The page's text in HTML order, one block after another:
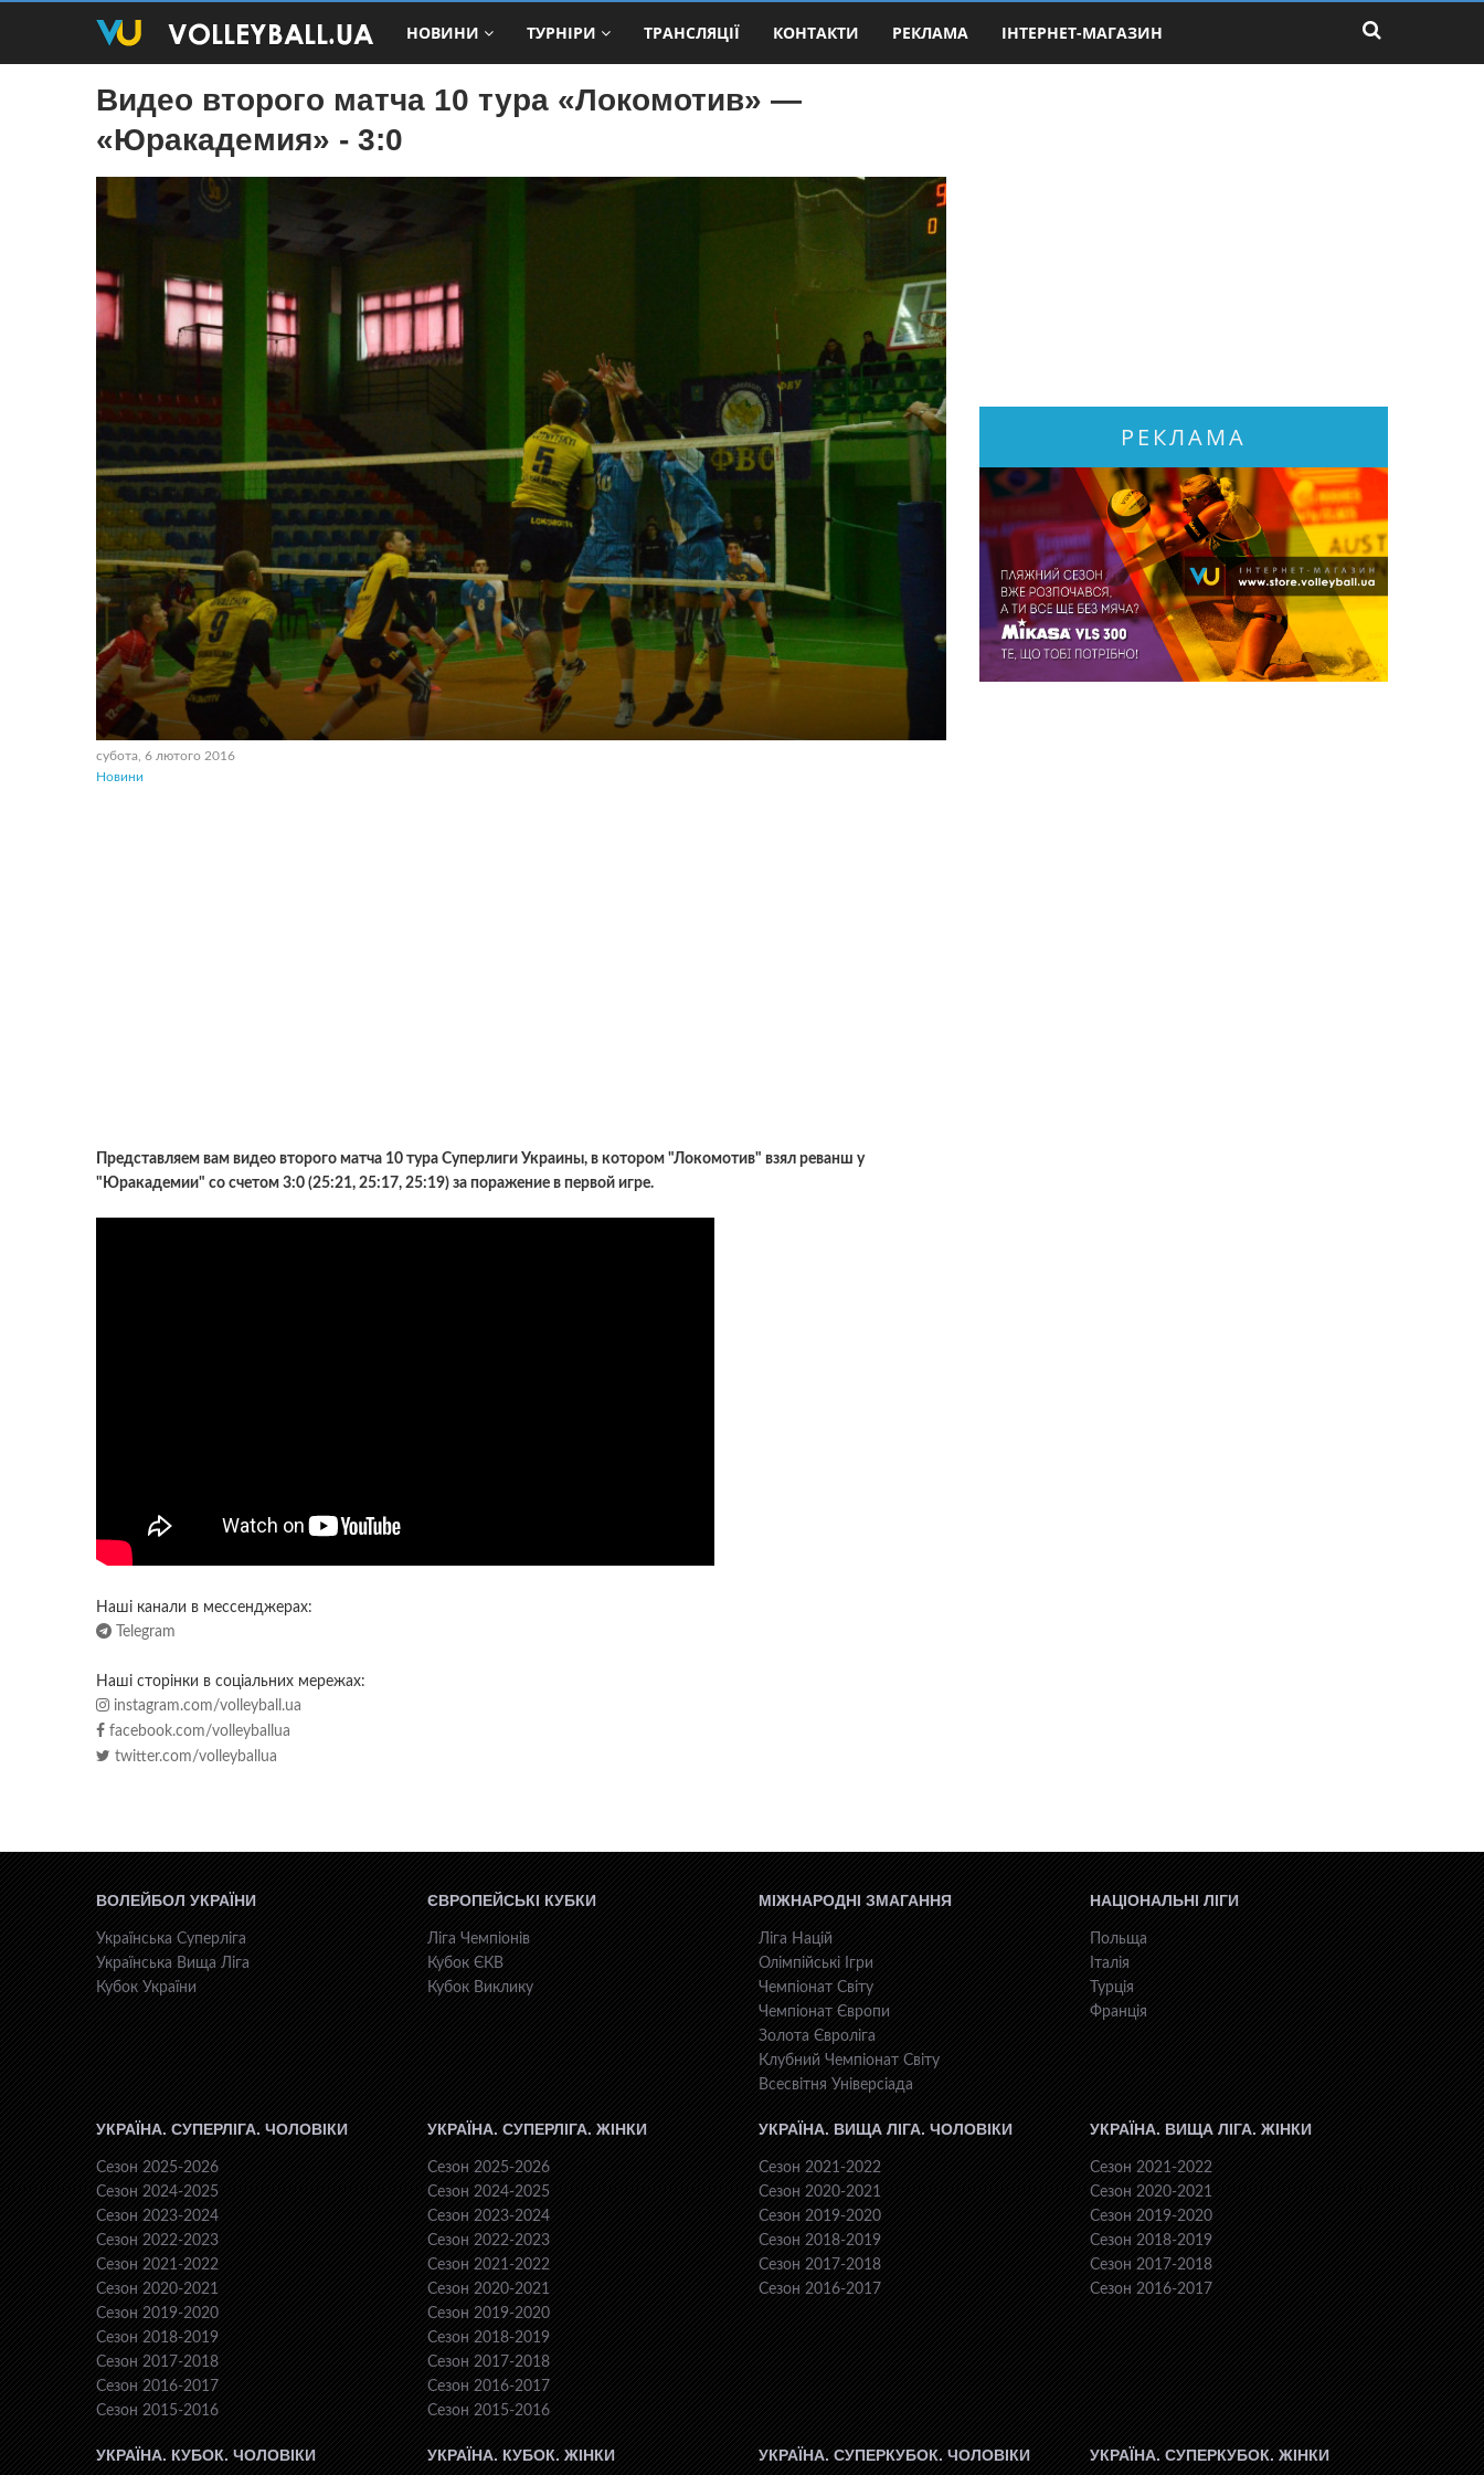
НОВИНИ ТУРНІРИ ТРАНСЛЯЦІЇ КОНТАКТИ РЕКЛАМА ІНТЕРНЕТ-МАГАЗИН
Видео второго матча 10 тура «Локомотив» —
«Юракадемия» - 3:0
субота, 6 лютого 2016
Новини
Представляем вам видео второго матча 10 тура Суперлиги Украины, в котором "Локомотив" взял реванш у
"Юракадемии" со счетом 3:0 (25:21, 25:17, 25:19) за поражение в первой игре.
Наші канали в мессенджерах:
Telegram
Наші сторінки в соціальних мережах:
instagram.com/volleyball.ua
facebook.com/volleyballua
twitter.com/volleyballua
РЕКЛАМА
ВОЛЕЙБОЛ УКРАЇНИ
Українська Суперліга
Українська Вища Ліга
Кубок України
ЄВРОПЕЙСЬКІ КУБКИ
Ліга Чемпіонів
Кубок ЄКВ
Кубок Виклику
МІЖНАРОДНІ ЗМАГАННЯ
Ліга Націй
Олімпійські Ігри
Чемпіонат Світу
Чемпіонат Європи
Золота Євроліга
Клубний Чемпіонат Світу
Всесвiтня Унiверсiaда
НАЦІОНАЛЬНІ ЛІГИ
Польща
Італія
Турція
Франція
УКРАЇНА. СУПЕРЛІГА. ЧОЛОВІКИ
Сезон 2025-2026
Сезон 2024-2025
Сезон 2023-2024
Сезон 2022-2023
Сезон 2021-2022
Сезон 2020-2021
Сезон 2019-2020
Сезон 2018-2019
Сезон 2017-2018
Сезон 2016-2017
Сезон 2015-2016
УКРАЇНА. СУПЕРЛІГА. ЖІНКИ
Сезон 2025-2026
Сезон 2024-2025
Сезон 2023-2024
Сезон 2022-2023
Сезон 2021-2022
Сезон 2020-2021
Сезон 2019-2020
Сезон 2018-2019
Сезон 2017-2018
Сезон 2016-2017
Сезон 2015-2016
УКРАЇНА. ВИЩА ЛІГА. ЧОЛОВІКИ
Сезон 2021-2022
Сезон 2020-2021
Сезон 2019-2020
Сезон 2018-2019
Сезон 2017-2018
Сезон 2016-2017
УКРАЇНА. ВИЩА ЛІГА. ЖІНКИ
Сезон 2021-2022
Сезон 2020-2021
Сезон 2019-2020
Сезон 2018-2019
Сезон 2017-2018
Сезон 2016-2017
УКРАЇНА. КУБОК. ЧОЛОВІКИ УКРАЇНА. КУБОК. ЖІНКИ УКРАЇНА. СУПЕРКУБОК. ЧОЛОВІКИ УКРАЇНА. СУПЕРКУБОК. ЖІНКИ